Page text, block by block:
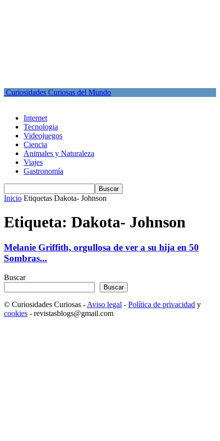
Curiosidades Curiosas del Mundo
Internet
Tecnologia
Videojuegos
Ciencia
Animales y Naturaleza
Viajes
Gastronomía
Inicio Etiquetas Dakota- Johnson
Etiqueta: Dakota- Johnson
Melanie Griffith, orgullosa de ver a su hija en 50
Sombras...
Buscar
Buscar
© Curiosidades Curiosas - Aviso legal - Política de privacidad y
cookies - revistasblogs@gmail.com